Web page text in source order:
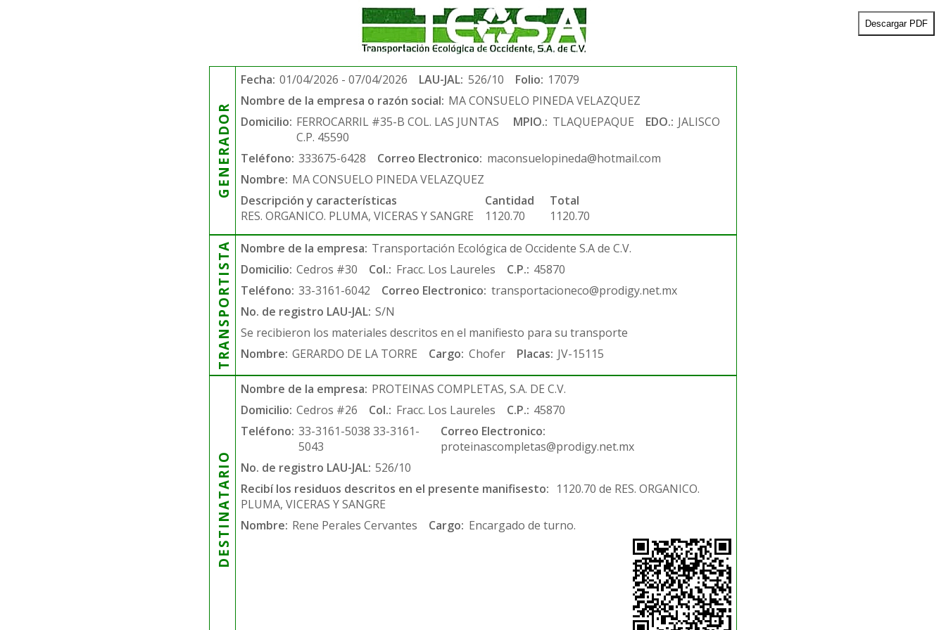
Descargar PDF
GENERADOR
Fecha: 01/04/2026 - 07/04/2026 LAU-JAL: 526/10 Folio: 17079
Nombre de la empresa o razón social: MA CONSUELO PINEDA VELAZQUEZ
Domicilio: FERROCARRIL #35-B COL. LAS JUNTAS
C.P. 45590
MPIO.: TLAQUEPAQUE EDO.: JALISCO
Teléfono: 333675-6428 Correo Electronico: maconsuelopineda@hotmail.com
Nombre: MA CONSUELO PINEDA VELAZQUEZ
Descripción y características
RES. ORGANICO. PLUMA, VICERAS Y SANGRE
Cantidad
1120.70
Total
1120.70
TRANSPORTISTA Nombre de la empresa: Transportación Ecológica de Occidente S.A de C.V.
Domicilio: Cedros #30 Col.: Fracc. Los Laureles C.P.: 45870
Teléfono: 33-3161-6042 Correo Electronico: transportacioneco@prodigy.net.mx
No. de registro LAU-JAL: S/N
Se recibieron los materiales descritos en el manifiesto para su transporte
Nombre: GERARDO DE LA TORRE Cargo: Chofer Placas: JV-15115
DESTINATARIO
Nombre de la empresa: PROTEINAS COMPLETAS, S.A. DE C.V.
Domicilio: Cedros #26 Col.: Fracc. Los Laureles C.P.: 45870
Teléfono: 33-3161-5038 33-3161-
5043
Correo Electronico:
proteinascompletas@prodigy.net.mx
No. de registro LAU-JAL: 526/10
Recibí los residuos descritos en el presente manifisesto: 1120.70 de RES. ORGANICO.
PLUMA, VICERAS Y SANGRE
Nombre: Rene Perales Cervantes Cargo: Encargado de turno.